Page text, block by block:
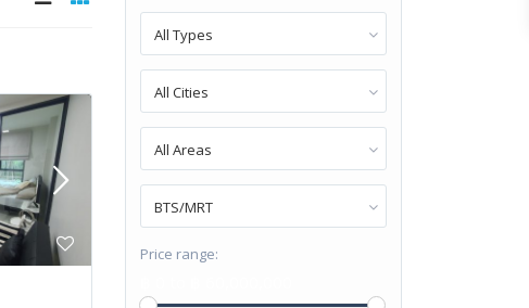
All Types
All Cities
All Areas
BTS/MRT
Price range: